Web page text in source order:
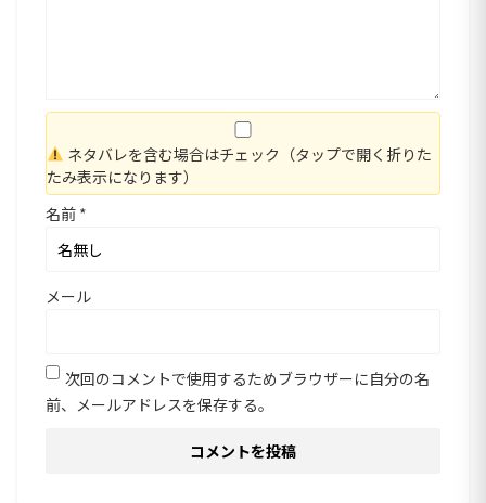
ネタバレを含む場合はチェック（タップで開く折りた
たみ表示になります）
名前 *
メール
次回のコメントで使用するためブラウザーに自分の名
前、メールアドレスを保存する。